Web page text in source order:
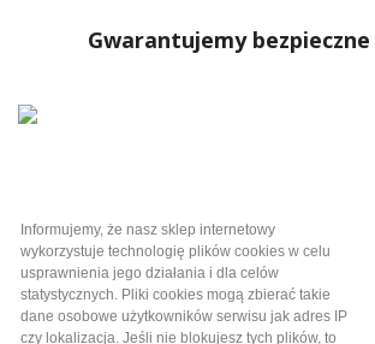
Gwarantujemy
Kategorie
Informacje i pomoc
Informujemy, że nasz sklep internetowy
wykorzystuje technologię plików cookies w celu
usprawnienia jego działania i dla celów
statystycznych. Pliki cookies mogą zbierać takie
dane osobowe użytkowników serwisu jak adres IP
czy lokalizacja. Jeśli nie blokujesz tych plików, to